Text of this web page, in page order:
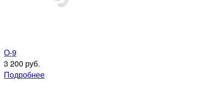
О-9
3 200 руб.
Подробнее